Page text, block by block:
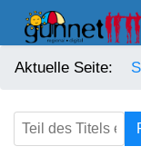
Aktuelle Seite:
Teil des Titels